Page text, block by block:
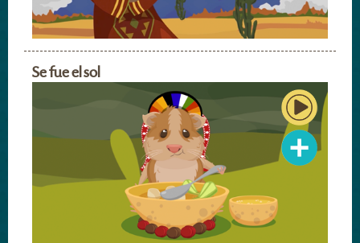
Se fue el sol